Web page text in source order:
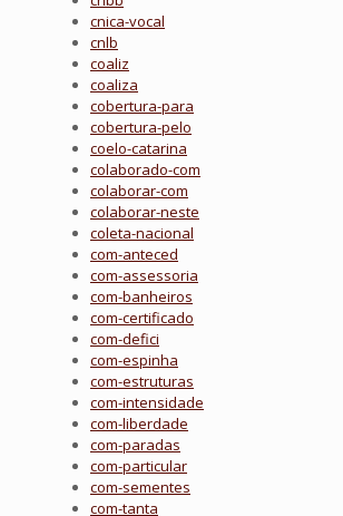
cnica-vocal
cnlb
coaliz
coaliza
cobertura-para
cobertura-pelo
coelo-catarina
colaborado-com
colaborar-com
colaborar-neste
coleta-nacional
com-anteced
com-assessoria
com-banheiros
com-certificado
com-defici
com-espinha
com-estruturas
com-intensidade
com-liberdade
com-paradas
com-particular
com-sementes
com-tanta